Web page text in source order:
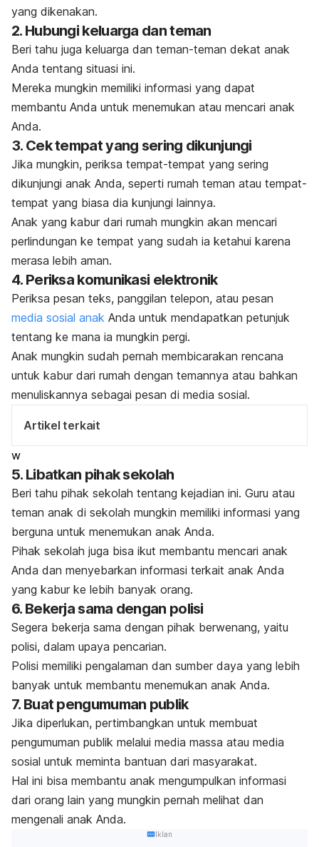
yang dikenakan.
2. Hubungi keluarga dan teman
Beri tahu juga keluarga dan teman-teman dekat anak
Anda tentang situasi ini.
Mereka mungkin memiliki informasi yang dapat
membantu Anda untuk menemukan atau mencari anak
Anda.
3. Cek tempat yang sering dikunjungi
Jika mungkin, periksa tempat-tempat yang sering
dikunjungi anak Anda, seperti rumah teman atau tempat-
tempat yang biasa dia kunjungi lainnya.
Anak yang kabur dari rumah mungkin akan mencari
perlindungan ke tempat yang sudah ia ketahui karena
merasa lebih aman.
4. Periksa komunikasi elektronik
Periksa pesan teks, panggilan telepon, atau pesan
media sosial anak Anda untuk mendapatkan petunjuk
tentang ke mana ia mungkin pergi.
Anak mungkin sudah pernah membicarakan rencana
untuk kabur dari rumah dengan temannya atau bahkan
menuliskannya sebagai pesan di media sosial.
Artikel terkait
w
5. Libatkan pihak sekolah
Beri tahu pihak sekolah tentang kejadian ini. Guru atau
teman anak di sekolah mungkin memiliki informasi yang
berguna untuk menemukan anak Anda.
Pihak sekolah juga bisa ikut membantu mencari anak
Anda dan menyebarkan informasi terkait anak Anda
yang kabur ke lebih banyak orang.
6. Bekerja sama dengan polisi
Segera bekerja sama dengan pihak berwenang, yaitu
polisi, dalam upaya pencarian.
Polisi memiliki pengalaman dan sumber daya yang lebih
banyak untuk membantu menemukan anak Anda.
7. Buat pengumuman publik
Jika diperlukan, pertimbangkan untuk membuat
pengumuman publik melalui media massa atau media
sosial untuk meminta bantuan dari masyarakat.
Hal ini bisa membantu anak mengumpulkan informasi
dari orang lain yang mungkin pernah melihat dan
mengenali anak Anda.
Iklan